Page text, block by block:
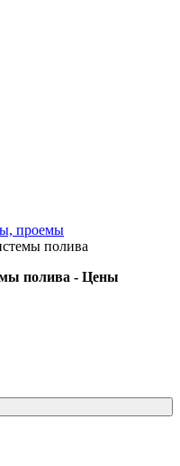
проемы
полива
полива - Цены